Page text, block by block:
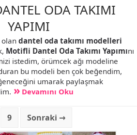
ODA TAKIMI
YAPIMI
olan dantel oda takımı modelleri
Motifli Dantel Oda Takımı Yapımını
istedim, örümcek ağı modeline
bu modeli ben çok beğendim,
umarak paylaşmak
Devamını Oku
9 Sonraki →